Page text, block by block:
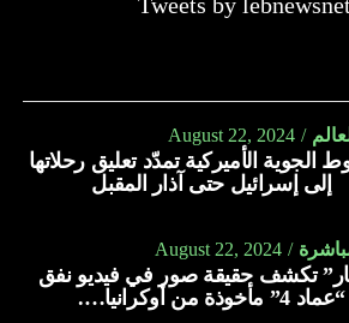
August 22, 2024
الجوية الأميركية تمدّد تعليق رحلاتها
إلى إسرائيل حتى آذار المقبل
August 22, 2024
تكشف حقيقة صور في فيديو نفق
“عماد 4” مأخوذة من أوكرانيا….